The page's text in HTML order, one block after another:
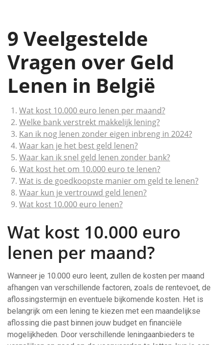
9 Veelgestelde
Vragen over Geld
Lenen in België
Wat kost 10.000 euro lenen per maand?
Welke bank verstrekt makkelijk lening?
Kan ik nog lenen zonder eigen inbreng in 2024?
Waar kan je het best geld lenen?
Waar kan ik snel geld lenen zonder bank?
Wat kost het om 10.000 euro te lenen?
Wat is de goedkoopste manier om geld te lenen?
Waar kun je vertrouwd geld lenen?
Wat kost 10.000 euro lenen?
Wat kost 10.000 euro
lenen per maand?
Wanneer je 10.000 euro leent, zullen de kosten per maand
afhangen van verschillende factoren, zoals de rentevoet, de
aflossingstermijn en eventuele bijkomende kosten. Het is
belangrijk om een lening te kiezen met een maandelijkse
aflossing die past binnen jouw budget en financiële
mogelijkheden. Door verschillende leningaanbieders te